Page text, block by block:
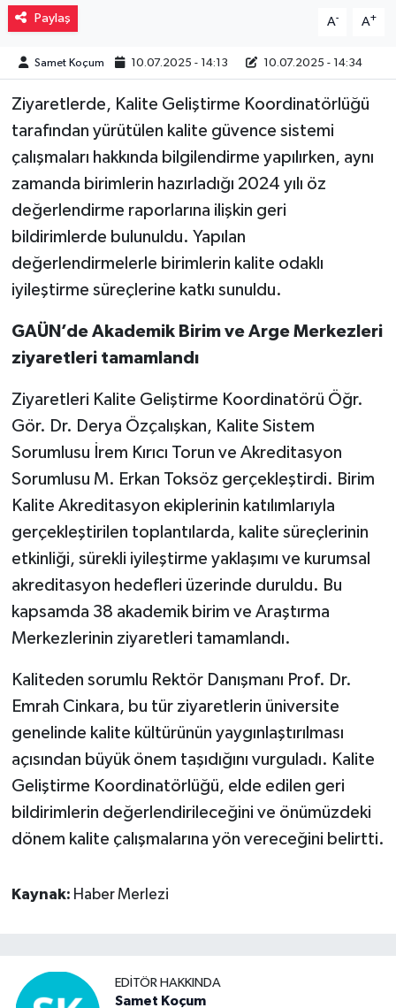
Paylaş A- A+
Samet Koçum 10.07.2025 - 14:13 10.07.2025 - 14:34
Ziyaretlerde, Kalite Geliştirme Koordinatörlüğü
tarafından yürütülen kalite güvence sistemi
çalışmaları hakkında bilgilendirme yapılırken, aynı
zamanda birimlerin hazırladığı 2024 yılı öz
değerlendirme raporlarına ilişkin geri
bildirimlerde bulunuldu. Yapılan
değerlendirmelerle birimlerin kalite odaklı
iyileştirme süreçlerine katkı sunuldu.
GAÜN’de Akademik Birim ve Arge Merkezleri
ziyaretleri tamamlandı
Ziyaretleri Kalite Geliştirme Koordinatörü Öğr.
Gör. Dr. Derya Özçalışkan, Kalite Sistem
Sorumlusu İrem Kırıcı Torun ve Akreditasyon
Sorumlusu M. Erkan Toksöz gerçekleştirdi. Birim
Kalite Akreditasyon ekiplerinin katılımlarıyla
gerçekleştirilen toplantılarda, kalite süreçlerinin
etkinliği, sürekli iyileştirme yaklaşımı ve kurumsal
akreditasyon hedefleri üzerinde duruldu. Bu
kapsamda 38 akademik birim ve Araştırma
Merkezlerinin ziyaretleri tamamlandı.
Kaliteden sorumlu Rektör Danışmanı Prof. Dr.
Emrah Cinkara, bu tür ziyaretlerin üniversite
genelinde kalite kültürünün yaygınlaştırılması
açısından büyük önem taşıdığını vurguladı. Kalite
Geliştirme Koordinatörlüğü, elde edilen geri
bildirimlerin değerlendirileceğini ve önümüzdeki
dönem kalite çalışmalarına yön vereceğini belirtti.
Kaynak: Haber Merlezi
EDITÖR HAKKINDA
Samet Koçum
Sinemalar
Siyaset
Spor
Teknoloji
Türkiye
Video Haber
Yeme-İçme
Yemek